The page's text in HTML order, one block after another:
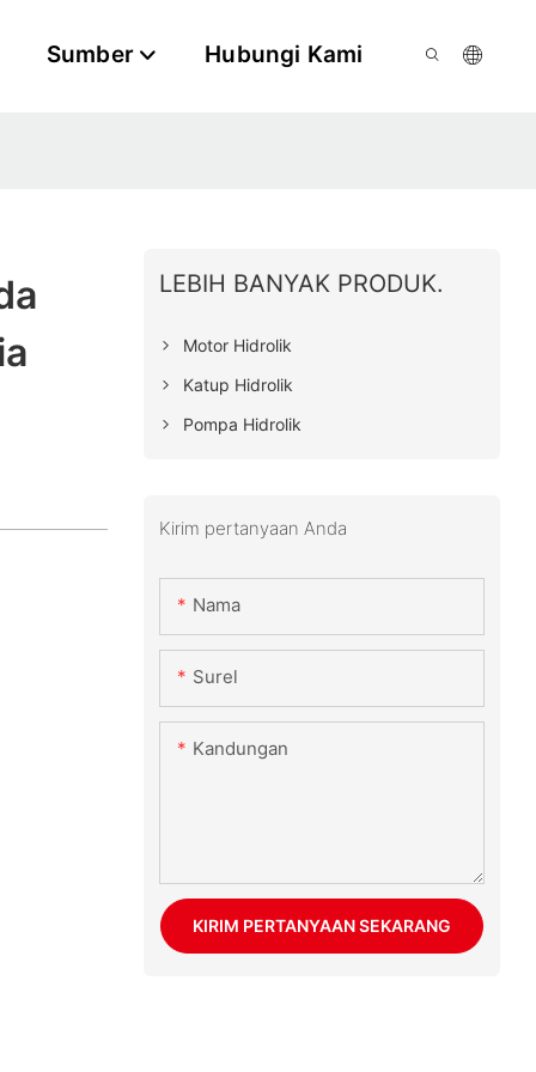
Sumber Hubungi Kami
LEBIH BANYAK PRODUK.
Motor Hidrolik
Katup Hidrolik
Pompa Hidrolik
Kirim pertanyaan Anda
Nama
Surel
Kandungan
KIRIM PERTANYAAN SEKARANG